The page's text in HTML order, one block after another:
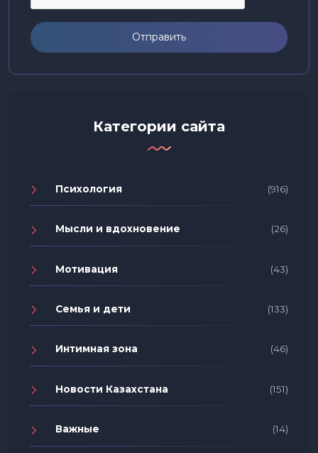
Отправить
Категории сайта
Психология (916)
Мысли и вдохновение (26)
Мотивация (43)
Семья и дети (133)
Интимная зона (46)
Новости Казахстана (151)
Важные (14)